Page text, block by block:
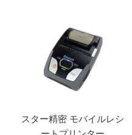
スター精密 モバイルレシ